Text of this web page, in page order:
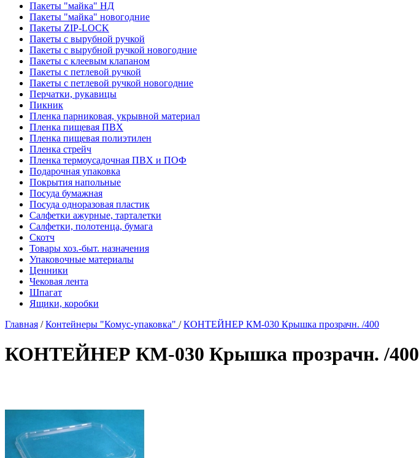
Пакеты "майка" НД
Пакеты "майка" новогодние
Пакеты ZIP-LOCK
Пакеты с вырубной ручкой
Пакеты с вырубной ручкой новогодние
Пакеты с клеевым клапаном
Пакеты с петлевой ручкой
Пакеты с петлевой ручкой новогодние
Перчатки, рукавицы
Пикник
Пленка парниковая, укрывной материал
Пленка пищевая ПВХ
Пленка пищевая полиэтилен
Пленка стрейч
Пленка термоусадочная ПВХ и ПОФ
Подарочная упаковка
Покрытия напольные
Посуда бумажная
Посуда одноразовая пластик
Салфетки ажурные, тарталетки
Салфетки, полотенца, бумага
Скотч
Товары хоз.-быт. назначения
Упаковочные материалы
Ценники
Чековая лента
Шпагат
Ящики, коробки
Главная /Контейнеры "Комус-упаковка" /КОНТЕЙНЕР КМ-030 Крышка прозрачн. /400
КОНТЕЙНЕР КМ-030 Крышка прозрачн. /400